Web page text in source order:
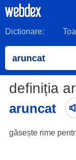
Dictionare:
definiția
aruncat
găsește rime